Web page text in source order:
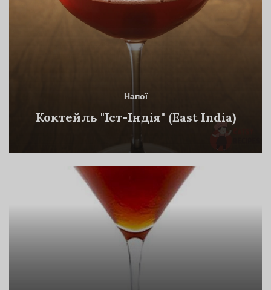
Напої
Коктейль "Іст-Індія" (East India)